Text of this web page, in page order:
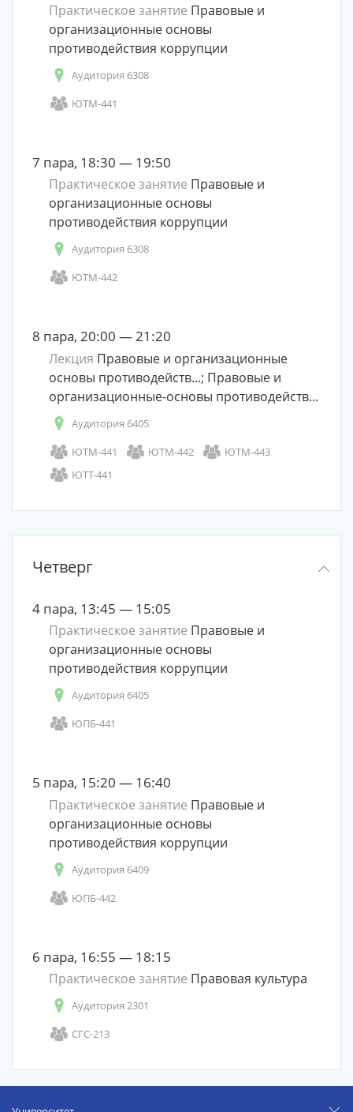
Практическое занятие Правовые и
организационные основы
противодействия коррупции
Аудитория 6308
ЮТМ-441
7 пара, 18:30 — 19:50
Практическое занятие Правовые и
организационные основы
противодействия коррупции
Аудитория 6308
ЮТМ-442
8 пара, 20:00 — 21:20
Лекция Правовые и организационные
основы противодейств...; Правовые и
организационные-основы противодейств...
Аудитория 6405
ЮТМ-441
ЮТМ-442
ЮТМ-443
ЮТТ-441
Четверг
4 пара, 13:45 — 15:05
Практическое занятие Правовые и
организационные основы
противодействия коррупции
Аудитория 6405
ЮПБ-441
5 пара, 15:20 — 16:40
Практическое занятие Правовые и
организационные основы
противодействия коррупции
Аудитория 6409
ЮПБ-442
6 пара, 16:55 — 18:15
Практическое занятие Правовая культура
Аудитория 2301
СГС-213